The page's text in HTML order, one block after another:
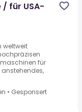
/ für USA-
weltweit
für
anstehendes,
• Gesponsert